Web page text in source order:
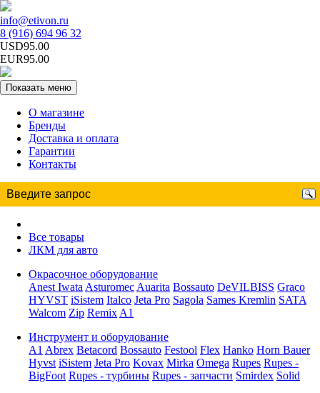
info@etivon.ru
8 (916) 694 96 32
USD95.00
EUR95.00
Показать меню
О магазине
Бренды
Доставка и оплата
Гарантии
Контакты
Все товары
ЛКМ для авто
Окрасочное оборудование
Anest Iwata Asturomec Auarita Bossauto DeVILBISS Graco
HYVST iSistem Italco Jeta Pro Sagola Sames Kremlin SATA
Walcom Zip Remix A1
Инструмент и оборудование
A1 Abrex Betacord Bossauto Festool Flex Hanko Horn Bauer
Hyvst iSistem Jeta Pro Kovax Mirka Omega Rupes Rupes -
BigFoot Rupes - турбины Rupes - запчасти Smirdex Solid